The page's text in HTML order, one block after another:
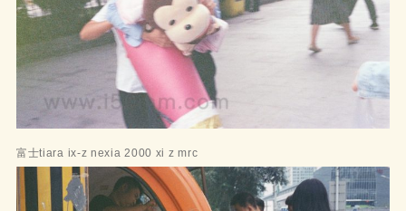
富士tiara ix-z nexia 2000 xi z mrc